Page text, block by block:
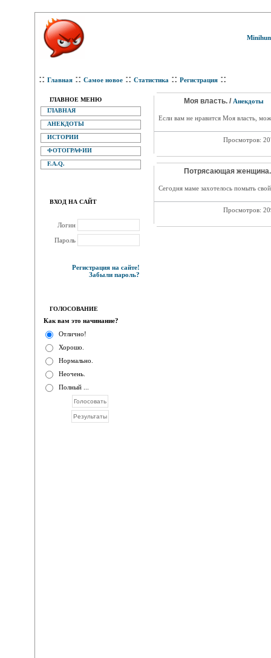
:: Главная :: Самое новое :: Статистика :: Регистрация ::
ГЛАВНОЕ МЕНЮ
ГЛАВНАЯ
АНЕКДОТЫ
ИСТОРИИ
ФОТОГРАФИИ
F.A.Q.
ВХОД НА САЙТ
Логин
Пароль
Регистрация на сайте!
Забыли пароль?
ГОЛОСОВАНИЕ
Как вам это начинание?
Отлично!
Хорошо.
Нормально.
Неочень.
Полный ...
Моя власть. / Анекдоты
Если вам не нравится Моя власть,
Просмотров:
Потрясающая
Сегодня маме захотелось помыть
Просмотров: